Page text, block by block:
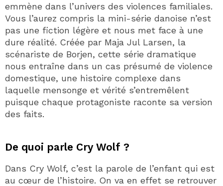
emmène dans l’univers des violences familiales.
Vous l’aurez compris la mini-série danoise n’est
pas une fiction légère et nous met face à une
dure réalité. Créée par Maja Jul Larsen, la
scénariste de Borjen, cette série dramatique
nous entraîne dans un cas présumé de violence
domestique, une histoire complexe dans
laquelle mensonge et vérité s’entremêlent
puisque chaque protagoniste raconte sa version
des faits.
De quoi parle Cry Wolf ?
Dans Cry Wolf, c’est la parole de l’enfant qui est
au cœur de l’histoire. On va en effet se retrouver